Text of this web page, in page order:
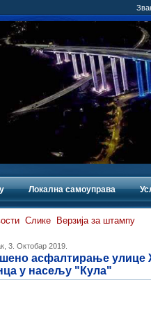
Локална самоуправа
Слике Верзија за штампу
3. Октобар 2019.
асфалтирање улице
у насељу "Кула"